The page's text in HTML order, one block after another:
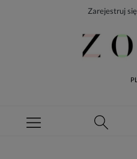
Zarejestruj się
PL